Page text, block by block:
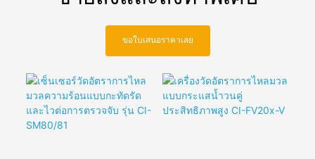
ขอใบเสนอราคาเลย